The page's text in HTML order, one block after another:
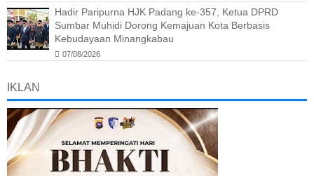
Hadir Paripurna HJK Padang ke-357, Ketua DPRD
Sumbar Muhidi Dorong Kemajuan Kota Berbasis
Kebudayaan Minangkabau
07/08/2026
IKLAN